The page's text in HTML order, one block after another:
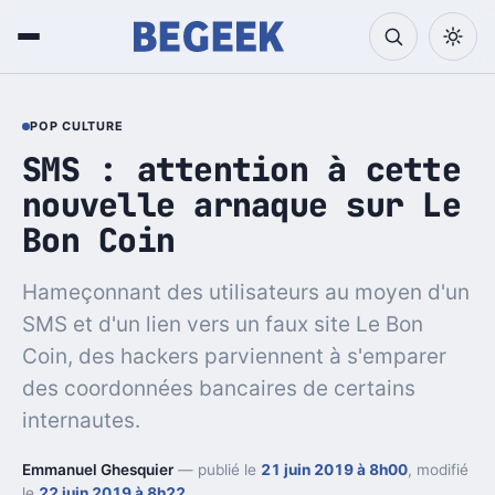
POP CULTURE
SMS : attention à cette
nouvelle arnaque sur Le
Bon Coin
Hameçonnant des utilisateurs au moyen d'un
SMS et d'un lien vers un faux site Le Bon
Coin, des hackers parviennent à s'emparer
des coordonnées bancaires de certains
internautes.
Emmanuel Ghesquier— publié le 21 juin 2019 à 8h00, modifié